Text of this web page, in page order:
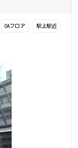
OAフロア 駅上駅近